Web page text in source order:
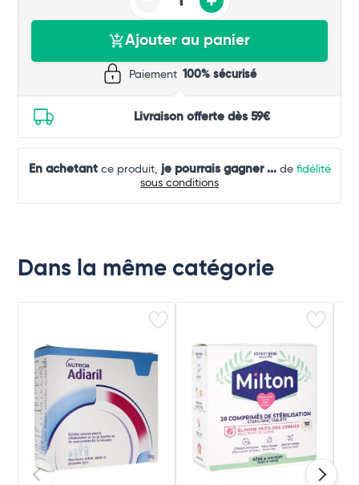
Ajouter au panier
Paiement 100% sécurisé
Livraison offerte dès 59€
En achetantce produit, je pourrais gagner ...de fidélité
sous conditions
Dans la même catégorie